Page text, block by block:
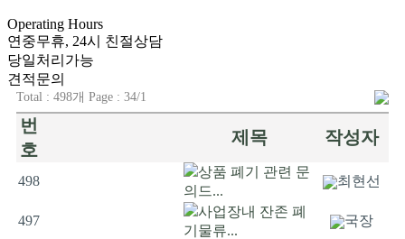
Operating Hours
연중무휴, 24시 친절상담
당일처리가능
견적문의
Total : 498개 Page : 34/1
번
호
제목 작성자
498
상품 폐기 관련 문
의드...
최현선
497
사업장내 잔존 폐
기물류...
국장